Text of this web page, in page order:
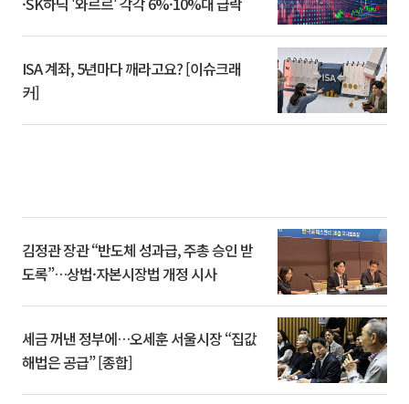
ISA 계좌, 5년마다 깨라고요? [이슈크래
커]
김정관 장관 “반도체 성과급, 주총 승인 받
도록”…상법·자본시장법 개정 시사
세금 꺼낸 정부에…오세훈 서울시장 “집값
해법은 공급” [종합]